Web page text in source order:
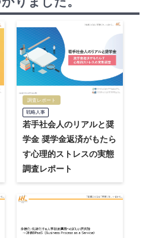
調査レポート
戦略人事
若手社会人のリアルと奨
学金 奨学金返済がもたら
す心理的ストレスの実態
調査レポート